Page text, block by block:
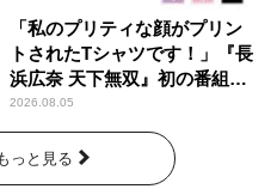
「私のプリティな顔がプリン
トされたTシャツです！」『長
浜広奈 天下無双』初の番組グ
ッズ発売
2026.08.05
っと見る